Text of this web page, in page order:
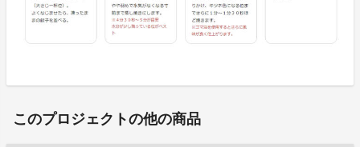
このプロジェクトの他の商品